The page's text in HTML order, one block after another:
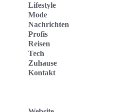
Lifestyle
Mode
Nachrichten
Profis
Reisen
Tech
Zuhause
Kontakt